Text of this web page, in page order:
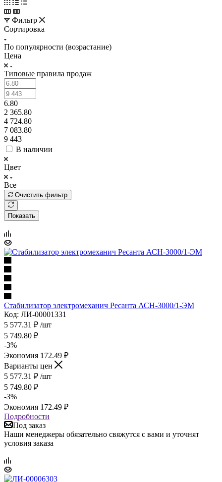
Фильтр
Сортировка
По популярности (возрастание)
Цена
Типовые правила продаж
6.80
2 365.80
4 724.80
7 083.80
9 443
В наличии
Цвет
Все
Очистить фильтр
Показать
Стабилизатор электромеханич Ресанта АСН-3000/1-ЭМ
Код: ЛИ-00001331
5 577.31 ₽ /шт
5 749.80 ₽
-3%
Экономия 172.49 ₽
Варианты цен
5 577.31 ₽ /шт
5 749.80 ₽
-3%
Экономия 172.49 ₽
Подробности
Под заказ
Наши менеджеры обязательно свяжутся с вами и уточнят
условия заказа